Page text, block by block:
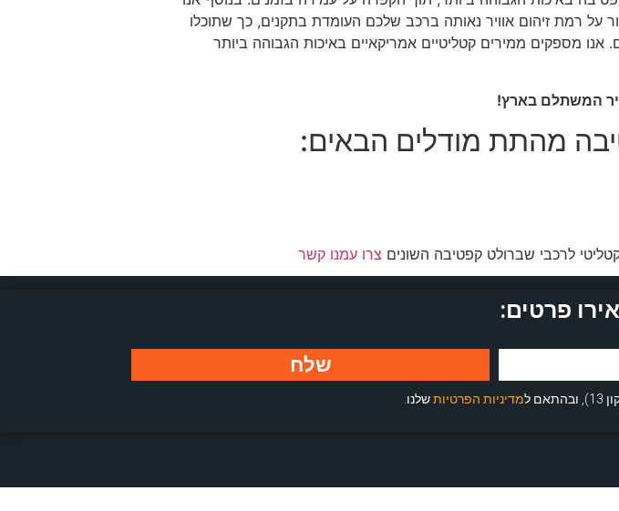
על רמת זיהום אוויר נאותה ברכב שלכם העומדת בתקנים, כך שתוכלו
אנו מספקים ממירים קטליטיים אמריקאיים באיכות הגבוהה ביותר
המשתלם בארץ!
מהתת מודלים הבאים:
לרכבי שברולט קפטיבה השונים צרו עמנו קשר
פרטים:
מדיניות הפרטיותשלנו.
שלח